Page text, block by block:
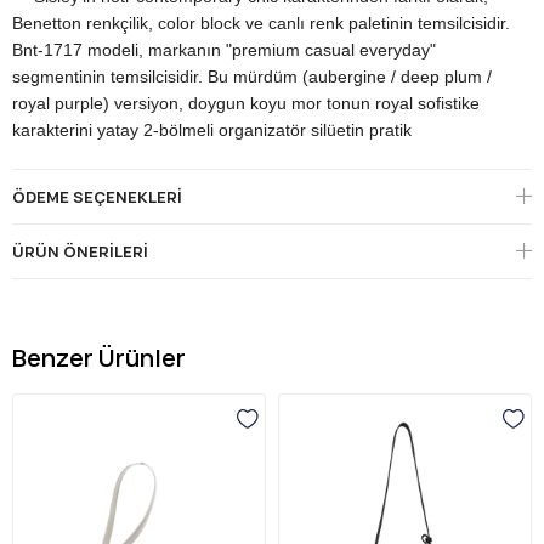
Benetton renkçilik, color block ve canlı renk paletinin temsilcisidir.
Bnt-1717 modeli, markanın "premium casual everyday"
segmentinin temsilcisidir. Bu mürdüm (aubergine / deep plum /
royal purple) versiyon, doygun koyu mor tonun royal sofistike
karakterini yatay 2-bölmeli organizatör silüetin pratik
Aubergine ve Prada Bordeaux paletinin Benetton yorumunu
mini crossbody silüetidir — Fendi Baguette horizontal, Coach
geniş eşya yerleşimi sunarak telefon + cüzdan + kart + anahtar
gibi günlük temellerin pratik organizasyonunu mümkün
**Çantanın en pratik özelliği çift fermuarlı 2-bölmeli yapısıdır** —
üst ana bölme + ön cep ayrı fermuar kompartmanları olarak
tasarlanmış, her ikisi de gold UCB charm (yıldız + klasik logo) ile
çekilir. Bu yapı, hızlı erişim isteyen eşyaları (telefon, kart,
anahtar) ana bölmedeki cüzdan ve büyük eşyalardan ayrıştırır.
ÖDEME SEÇENEKLERI
ÜRÜN ÖNERILERI
Benzer Ürünler